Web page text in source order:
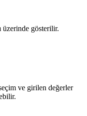
gösterilir.
ve girilen değerler